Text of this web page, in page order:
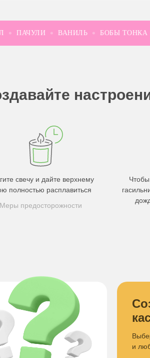
ПАЧУЛИ ВАНИЛЬ БОБЫ ТОНКА
свечу и дайте верхнему
полностью расплавиться
Меры предосторожности
Чтобы
и